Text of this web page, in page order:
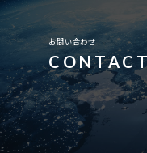
お問い合わせ